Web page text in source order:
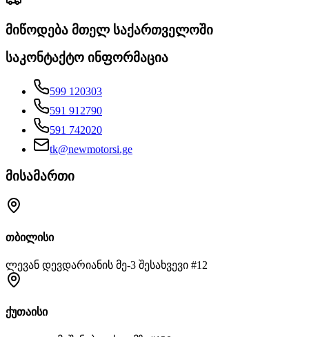
მიწოდება მთელ საქართველოში
საკონტაქტო ინფორმაცია
599 120303
591 912790
591 742020
tk@newmotorsi.ge
მისამართი
თბილისი
ლევან დევდარიანის მე-3 შესახვევი #12
ქუთაისი